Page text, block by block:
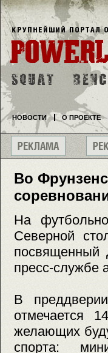
Во
На
Северной
посвященный
пресс-службе
В
отмечается
желающих
спорта:
НОВОСТИ О ПРОЕКТЕ